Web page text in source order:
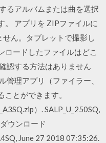
るアルバムまたは曲を選択
。 アプリを ZIPファイルに
ん。タブレットで撮影し
ロードしたファイルはどこ
認する方法はありません
管理アプリ（ファイラー、
とができます。
）. SALP_U_250SQ,
ウンロード
June 27 2018 07:35:26.